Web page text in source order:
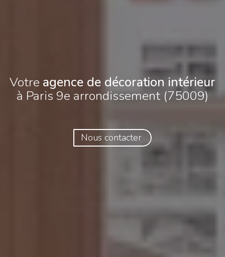
Votre agence de décoration intérieur
à Paris 9e arrondissement (75009)
Nous contacter